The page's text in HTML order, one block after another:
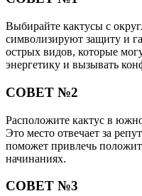
Выбирайте кактусы с
символизируют защиту и
острых видов, которые
энергетику и вызывать
СОВЕТ №2
Расположите кактус в
Это место отвечает за
поможет привлечь
начинаниях.
СОВЕТ №3